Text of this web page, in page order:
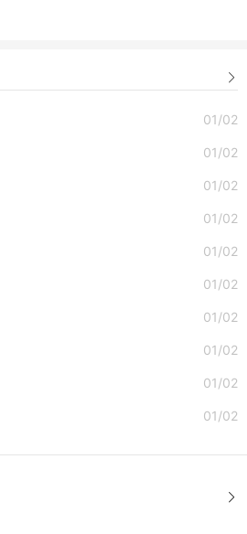

01/02
01/02
01/02
01/02
01/02
01/02
01/02
01/02
01/02
01/02
